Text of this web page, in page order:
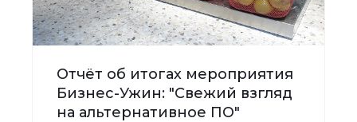
Отчёт об итогах мероприятия
Бизнес-Ужин: "Свежий взгляд
на альтернативное ПО"